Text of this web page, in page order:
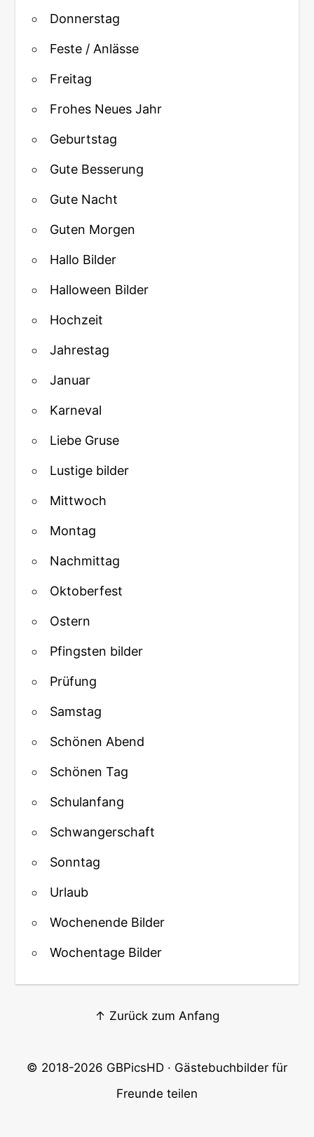
Donnerstag
Feste / Anlässe
Freitag
Frohes Neues Jahr
Geburtstag
Gute Besserung
Gute Nacht
Guten Morgen
Hallo Bilder
Halloween Bilder
Hochzeit
Jahrestag
Januar
Karneval
Liebe Gruse
Lustige bilder
Mittwoch
Montag
Nachmittag
Oktoberfest
Ostern
Pfingsten bilder
Prüfung
Samstag
Schönen Abend
Schönen Tag
Schulanfang
Schwangerschaft
Sonntag
Urlaub
Wochenende Bilder
Wochentage Bilder
↑ Zurück zum Anfang
© 2018-2026 GBPicsHD · Gästebuchbilder für
Freunde teilen